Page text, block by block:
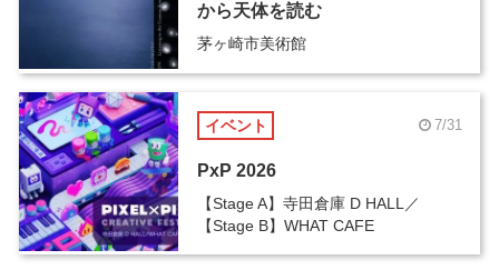
から天体を読む
茅ヶ崎市美術館
イベント 7/31
PxP 2026
【Stage A】寺田倉庫 D HALL／
【Stage B】WHAT CAFE